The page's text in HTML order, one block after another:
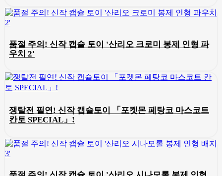
품절 주의! 신작 캡슐 토이 '산리오 크로미 봉제 인형 파
우치 2'
쟁탈전 필연! 신작 캡슐토이 「포켓몬 페탕코 마스코트
칸토 SPECIAL」!